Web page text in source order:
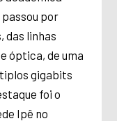
por
das linhas
óptica, de uma
gigabits
foi o
Ipê no